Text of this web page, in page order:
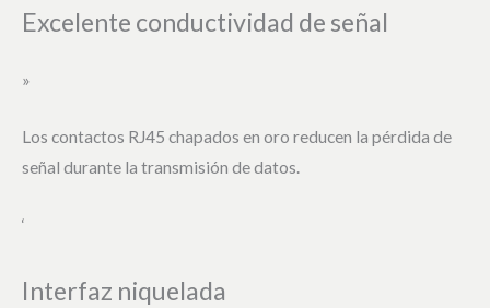
Excelente conductividad de señal
»
Los contactos RJ45 chapados en oro reducen la pérdida de
señal durante la transmisión de datos.
‘
Interfaz niquelada